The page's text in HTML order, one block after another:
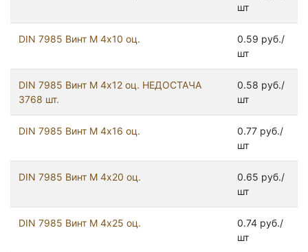
шт
DIN 7985 Винт М 4х10 оц.
0.59 руб./
шт
DIN 7985 Винт М 4х12 оц. НЕДОСТАЧА
3768 шт.
0.58 руб./
шт
DIN 7985 Винт М 4х16 оц.
0.77 руб./
шт
DIN 7985 Винт М 4х20 оц.
0.65 руб./
шт
DIN 7985 Винт М 4х25 оц.
0.74 руб./
шт